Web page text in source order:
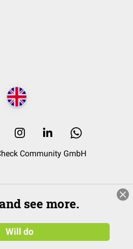
Community GmbH
see more.
Will do